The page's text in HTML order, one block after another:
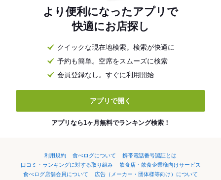
より便利になったアプリで
快適にお店探し
クイックな現在地検索。検索が快適に
予約も簡単。空席をスムーズに検索
会員登録なし。すぐに利用開始
アプリで開く
アプリなら1ヶ月無料でランキング検索！
利用規約 食べログについて
携帯電話番号認証とは
口コミ・ランキングに対する取り組み
飲食店・飲食企業様向けサービス
食べログ店舗会員について
広告（メーカー・団体様等向け）について